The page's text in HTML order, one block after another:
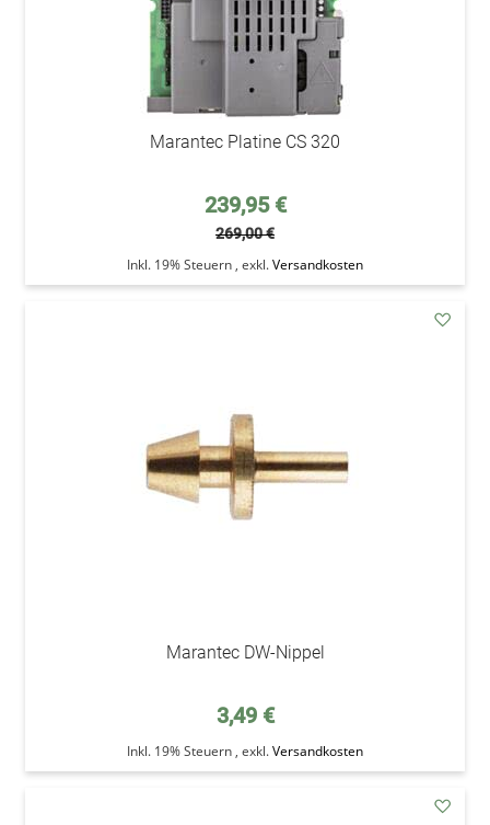
Marantec Platine CS 320
Sonderpreis
239,95 €
269,00 €
Inkl. 19% Steuern , exkl.Versandkosten
Marantec DW-Nippel
3,49 €
Inkl. 19% Steuern , exkl.Versandkosten